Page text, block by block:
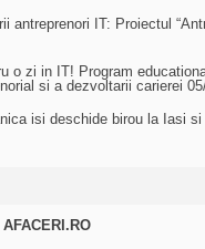
antreprenori IT: Proiectul
o zi in IT! Program
si a dezvoltarii carierei
isi deschide birou la Iasi si